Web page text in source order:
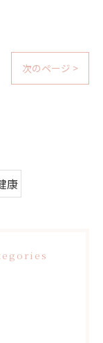
次のページ >
康